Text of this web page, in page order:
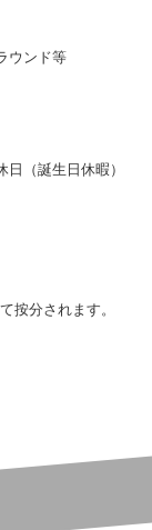
ウンド等
（誕生日休暇）
按分されます。